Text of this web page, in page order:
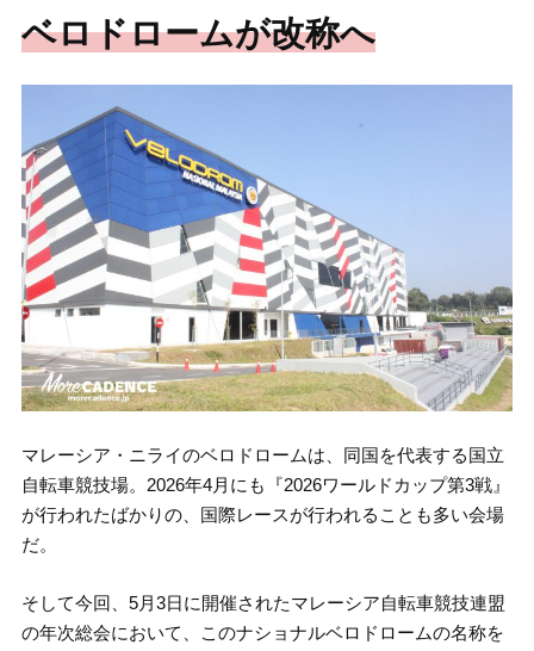
ベロドロームが改称へ
マレーシア・ニライのベロドロームは、同国を代表する国立
自転車競技場。2026年4月にも『2026ワールドカップ第3戦』
が行われたばかりの、国際レースが行われることも多い会場
だ。
そして今回、5月3日に開催されたマレーシア自転車競技連盟
の年次総会において、このナショナルベロドロームの名称を